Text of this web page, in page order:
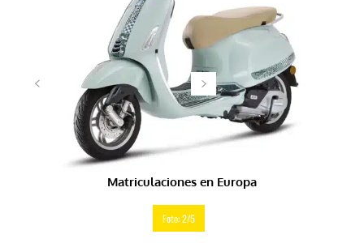
Matriculaciones en Europa
Foto: 2/5